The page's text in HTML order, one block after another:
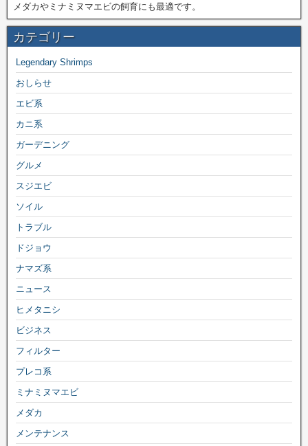
メダカやミナミヌマエビの飼育にも最適です。
カテゴリー
Legendary Shrimps
おしらせ
エビ系
カニ系
ガーデニング
グルメ
スジエビ
ソイル
トラブル
ドジョウ
ナマズ系
ニュース
ヒメタニシ
ビジネス
フィルター
プレコ系
ミナミヌマエビ
メダカ
メンテナンス